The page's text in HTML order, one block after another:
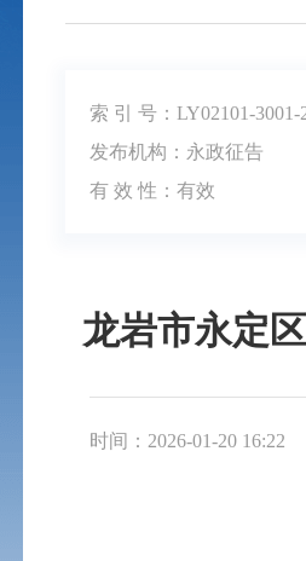
索 引 号：LY02101-3001-
发布机构：永政征告
有 效 性： 有效
龙岩市永定
时间：2026-01-20 16:22